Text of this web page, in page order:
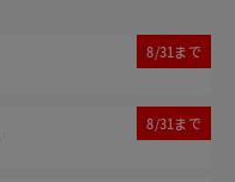
8/31まで
8/31まで